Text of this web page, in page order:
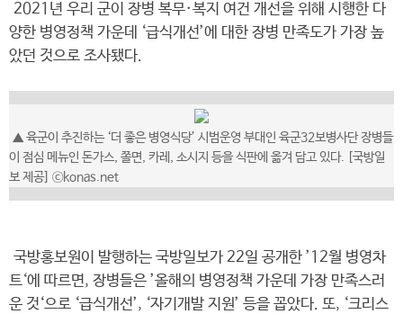
2021년 우리 군이 장병 복무·복지 여건 개선을 위해 시행한 다
양한 병영정책 가운데 ‘급식개선’에 대한 장병 만족도가 가장 높
았던 것으로 조사됐다.
▲ 육군이 추진하는 ‘더 좋은 병영식당’ 시범운영 부대인 육군32보병사단 장병들
이 점심 메뉴인 돈가스, 쫄면, 카레, 소시지 등을 식판에 옮겨 담고 있다. [국방일
보 제공] ⓒkonas.net
국방홍보원이 발행하는 국방일보가 22일 공개한 ’12월 병영차
트‘에 따르면, 장병들은 ’올해의 병영정책 가운데 가장 만족스러
운 것‘으로 ‘급식개선’, ‘자기개발 지원’ 등을 꼽았다. 또, ‘크리스